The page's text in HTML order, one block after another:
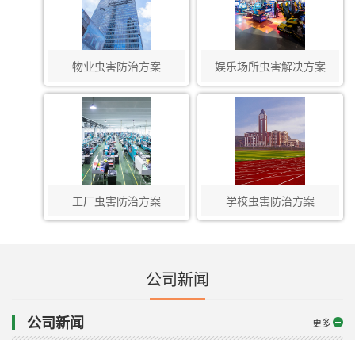
物业虫害防治方案 娱乐场所虫害解决方案
工厂虫害防治方案 学校虫害防治方案
公司新闻
更多
公司新闻